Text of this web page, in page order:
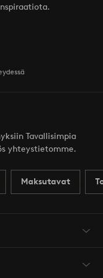
Tavallisimpia
yhteystietomme.
Maksutavat